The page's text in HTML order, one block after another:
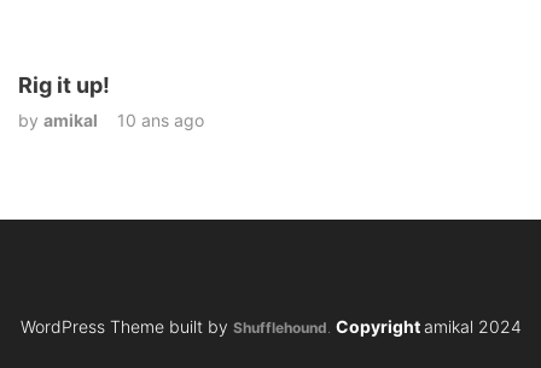
Rig it up!
by amikal 10 ans ago
WordPress Theme built by Shufflehound Copyrightamikal 2024